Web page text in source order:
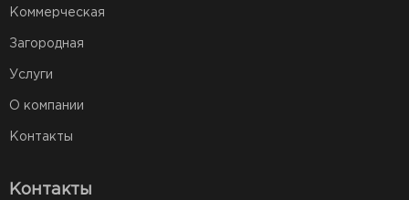
Коммерческая
Загородная
Услуги
О компании
Контакты
Контакты